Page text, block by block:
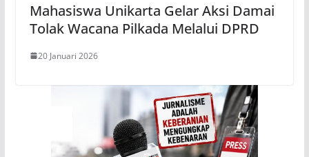
Mahasiswa Unikarta Gelar Aksi Damai
Tolak Wacana Pilkada Melalui DPRD
20 Januari 2026